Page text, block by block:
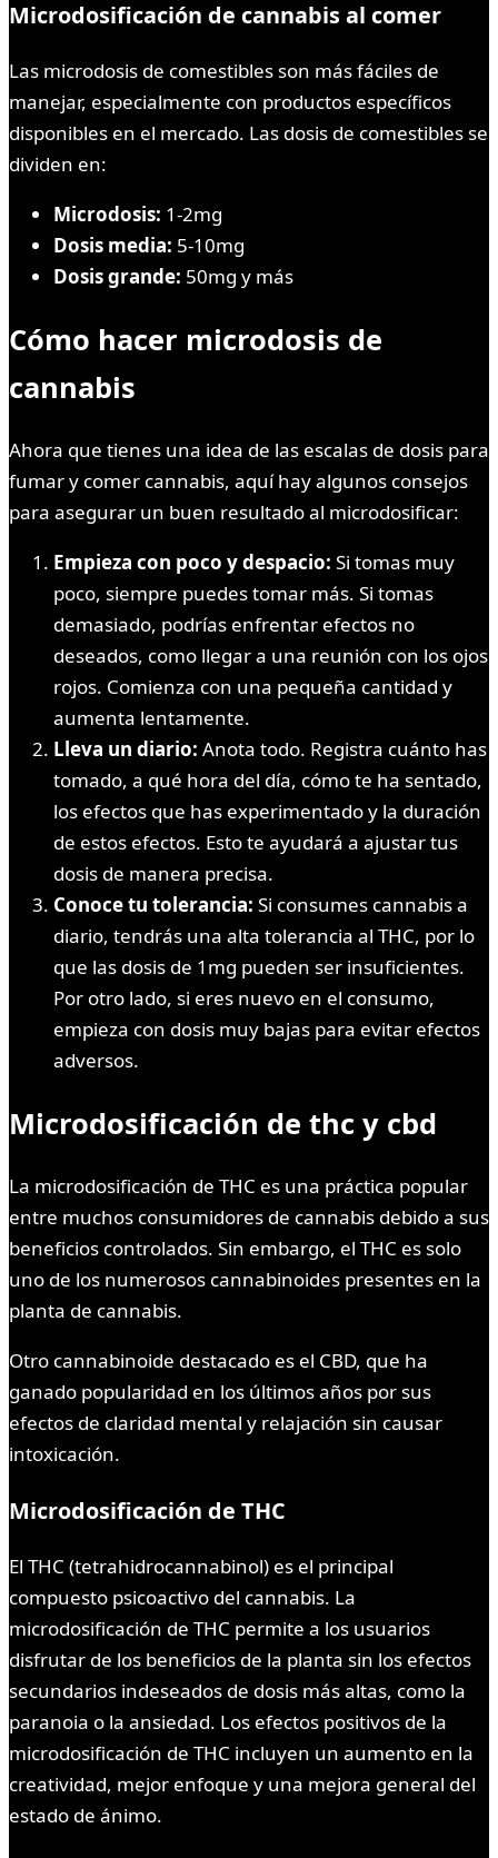
Microdosificación de cannabis al comer
Las microdosis de comestibles son más fáciles de
manejar, especialmente con productos específicos
disponibles en el mercado. Las dosis de comestibles se
dividen en:
Microdosis: 1-2mg
Dosis media: 5-10mg
Dosis grande: 50mg y más
Cómo hacer microdosis de
cannabis
Ahora que tienes una idea de las escalas de dosis para
fumar y comer cannabis, aquí hay algunos consejos
para asegurar un buen resultado al microdosificar:
Empieza con poco y despacio: Si tomas muy
poco, siempre puedes tomar más. Si tomas
demasiado, podrías enfrentar efectos no
deseados, como llegar a una reunión con los ojos
rojos. Comienza con una pequeña cantidad y
aumenta lentamente.
Lleva un diario: Anota todo. Registra cuánto has
tomado, a qué hora del día, cómo te ha sentado,
los efectos que has experimentado y la duración
de estos efectos. Esto te ayudará a ajustar tus
dosis de manera precisa.
Conoce tu tolerancia: Si consumes cannabis a
diario, tendrás una alta tolerancia al THC, por lo
que las dosis de 1mg pueden ser insuficientes.
Por otro lado, si eres nuevo en el consumo,
empieza con dosis muy bajas para evitar efectos
adversos.
Microdosificación de thc y cbd
La microdosificación de THC es una práctica popular
entre muchos consumidores de cannabis debido a sus
beneficios controlados. Sin embargo, el THC es solo
uno de los numerosos cannabinoides presentes en la
planta de cannabis.
Otro cannabinoide destacado es el CBD, que ha
ganado popularidad en los últimos años por sus
efectos de claridad mental y relajación sin causar
intoxicación.
Microdosificación de THC
El THC (tetrahidrocannabinol) es el principal
compuesto psicoactivo del cannabis. La
microdosificación de THC permite a los usuarios
disfrutar de los beneficios de la planta sin los efectos
secundarios indeseados de dosis más altas, como la
paranoia o la ansiedad. Los efectos positivos de la
microdosificación de THC incluyen un aumento en la
creatividad, mejor enfoque y una mejora general del
estado de ánimo.